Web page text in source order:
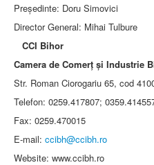
Preşedinte: Doru Simovici
Director General: Mihai Tulbure
CCI Bihor
Camera de Comerţ şi Industrie
Str. Roman Ciorogariu 65, cod
Telefon: 0259.417807;
Fax: 0259.470015
E-mail: ccibh@ccibh.ro
Website: www.ccibh.ro